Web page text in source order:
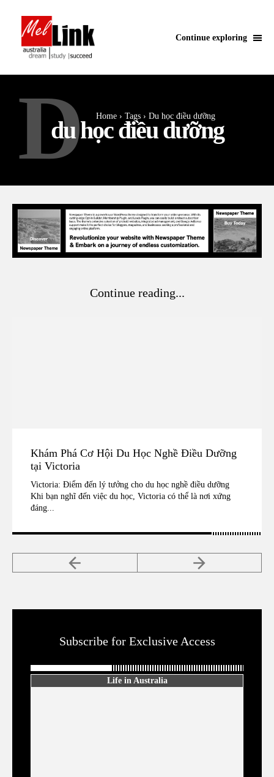
Continue exploring
Home Tags Du học điều dưỡng
du học điều dưỡng
D
Continue reading...
Khám Phá Cơ Hội Du Học Nghề Điều Dưỡng
tại Victoria
Victoria: Điểm đến lý tưởng cho du học nghề điều dưỡng
Khi bạn nghĩ đến việc du học, Victoria có thể là nơi xứng
đáng...
Subscribe for Exclusive Access
Life in Australia